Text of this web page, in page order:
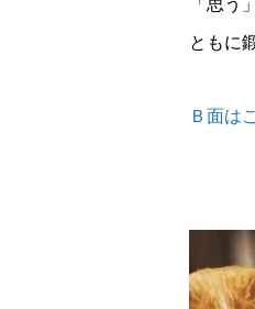
「思う
ともに
Ｂ面は